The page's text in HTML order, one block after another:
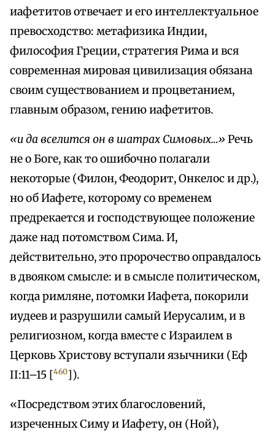
иафетитов отвечает и его интеллектуальное
превосходство: метафизика Индии,
философия Греции, стратегия Рима и вся
современная мировая цивилизация обязана
своим существованием и процветанием,
главным образом, гению иафетитов.
«и да вселится он в шатрах Симовых…» Речь
не о Боге, как то ошибочно полагали
некоторые (Филон, Феодорит, Онкелос и др.),
но об Иафете, которому со временем
предрекается и господствующее положение
даже над потомством Сима. И,
действительно, это пророчество оправдалось
в двояком смысле: и в смысле политическом,
когда римляне, потомки Иафета, покорили
иудеев и разрушили самый Иерусалим, и в
религиозном, когда вместе с Израилем в
Церковь Христову вступали язычники (Еф
II:11–15 [460]).
«Посредством этих благословений,
изреченных Симу и Иафету, он (Ной),